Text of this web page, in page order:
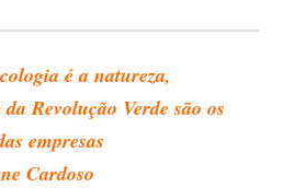
é a natureza,
Revolução Verde são os
empresas
Cardoso